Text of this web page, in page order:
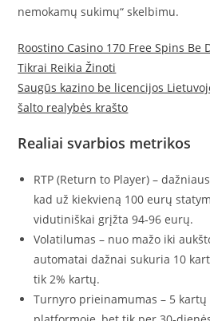
nemokamų sukimų“ skelbimu.
Roostino Casino 170 Free Spins Be
Tikrai Reikia Žinoti
Saugūs kazino be licencijos
šalto realybės krašto
Realiai svarbios metrikos
RTP (Return to Player) –
kad už kiekvieną 100 eurų
vidutiniškai grįžta 94‑96 eurų.
Volatilumas – nuo mažo iki
automatai dažnai sukuria 10
tik 2% kartų.
Turnyro prieinamumas – 5 kartų